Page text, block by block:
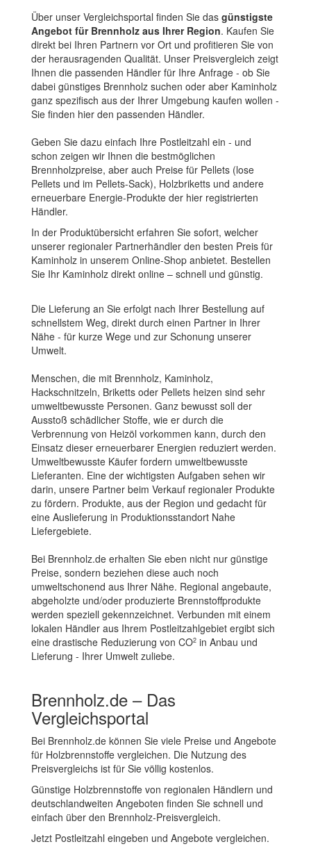
Über unser Vergleichsportal finden Sie das günstigste
Angebot für Brennholz aus Ihrer Region. Kaufen Sie
direkt bei Ihren Partnern vor Ort und profitieren Sie von
der herausragenden Qualität. Unser Preisvergleich zeigt
Ihnen die passenden Händler für Ihre Anfrage - ob Sie
dabei günstiges Brennholz suchen oder aber Kaminholz
ganz spezifisch aus der Ihrer Umgebung kaufen wollen -
Sie finden hier den passenden Händler.
Geben Sie dazu einfach Ihre Postleitzahl ein - und
schon zeigen wir Ihnen die bestmöglichen
Brennholzpreise, aber auch Preise für Pellets (lose
Pellets und im Pellets-Sack), Holzbriketts und andere
erneuerbare Energie-Produkte der hier registrierten
Händler.
In der Produktübersicht erfahren Sie sofort, welcher
unserer regionaler Partnerhändler den besten Preis für
Kaminholz in unserem Online-Shop anbietet. Bestellen
Sie Ihr Kaminholz direkt online – schnell und günstig.
Die Lieferung an Sie erfolgt nach Ihrer Bestellung auf
schnellstem Weg, direkt durch einen Partner in Ihrer
Nähe - für kurze Wege und zur Schonung unserer
Umwelt.
Menschen, die mit Brennholz, Kaminholz,
Hackschnitzeln, Briketts oder Pellets heizen sind sehr
umweltbewusste Personen. Ganz bewusst soll der
Ausstoß schädlicher Stoffe, wie er durch die
Verbrennung von Heizöl vorkommen kann, durch den
Einsatz dieser erneuerbarer Energien reduziert werden.
Umweltbewusste Käufer fordern umweltbewusste
Lieferanten. Eine der wichtigsten Aufgaben sehen wir
darin, unsere Partner beim Verkauf regionaler Produkte
zu fördern. Produkte, aus der Region und gedacht für
eine Auslieferung in Produktionsstandort Nahe
Liefergebiete.
Bei Brennholz.de erhalten Sie eben nicht nur günstige
Preise, sondern beziehen diese auch noch
umweltschonend aus Ihrer Nähe. Regional angebaute,
abgeholzte und/oder produzierte Brennstoffprodukte
werden speziell gekennzeichnet. Verbunden mit einem
lokalen Händler aus Ihrem Postleitzahlgebiet ergibt sich
eine drastische Reduzierung von CO2 in Anbau und
Lieferung - Ihrer Umwelt zuliebe.
Brennholz.de – Das
Vergleichsportal
Bei Brennholz.de können Sie viele Preise und Angebote
für Holzbrennstoffe vergleichen. Die Nutzung des
Preisvergleichs ist für Sie völlig kostenlos.
Günstige Holzbrennstoffe von regionalen Händlern und
deutschlandweiten Angeboten finden Sie schnell und
einfach über den Brennholz-Preisvergleich.
Jetzt Postleitzahl eingeben und Angebote vergleichen.